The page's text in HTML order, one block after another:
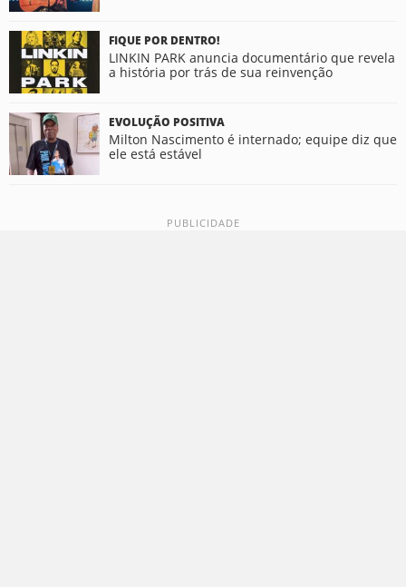
FIQUE POR DENTRO!
LINKIN PARK anuncia documentário que revela
a história por trás de sua reinvenção
EVOLUÇÃO POSITIVA
Milton Nascimento é internado; equipe diz que
ele está estável